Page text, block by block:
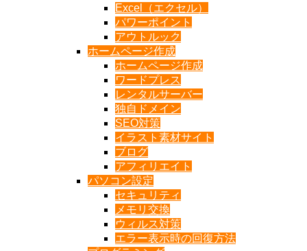
Excel（エクセル）
パワーポイント
アウトルック
ホームページ作成
ホームページ作成
ワードプレス
レンタルサーバー
独自ドメイン
SEO対策
イラスト素材サイト
ブログ
アフィリエイト
パソコン設定
セキュリティ
メモリ交換
ウィルス対策
エラー表示時の回復方法